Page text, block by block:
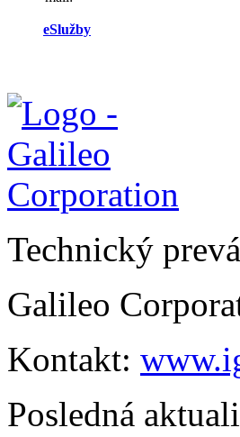
eSlužby
Technický
Galileo
Kontakt:
Posledná